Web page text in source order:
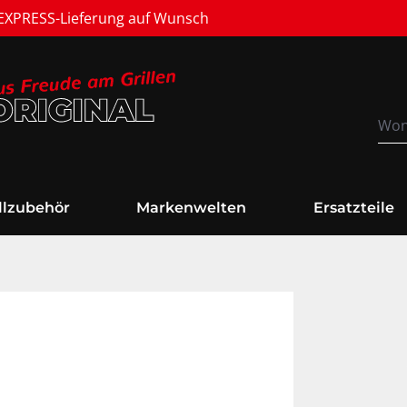
Versandkostenfrei
Markenwelten Ersatzteile